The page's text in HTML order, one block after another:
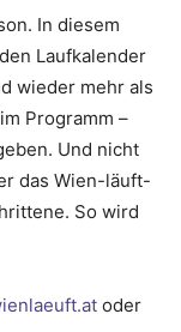
In diesem
Laufkalender
wieder mehr als
Programm –
Und nicht
das Wien-läuft-
So wird
oder